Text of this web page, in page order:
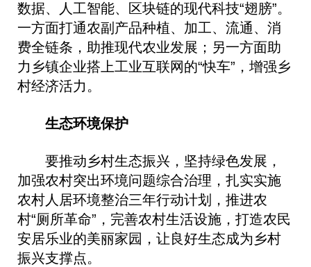
数据、人工智能、区块链的现代科技“翅膀”。
一方面打通农副产品种植、加工、流通、消
费全链条，助推现代农业发展；另一方面助
力乡镇企业搭上工业互联网的“快车”，增强乡
村经济活力。
生态环境保护
要推动乡村生态振兴，坚持绿色发展，
加强农村突出环境问题综合治理，扎实实施
农村人居环境整治三年行动计划，推进农
村“厕所革命”，完善农村生活设施，打造农民
安居乐业的美丽家园，让良好生态成为乡村
振兴支撑点。